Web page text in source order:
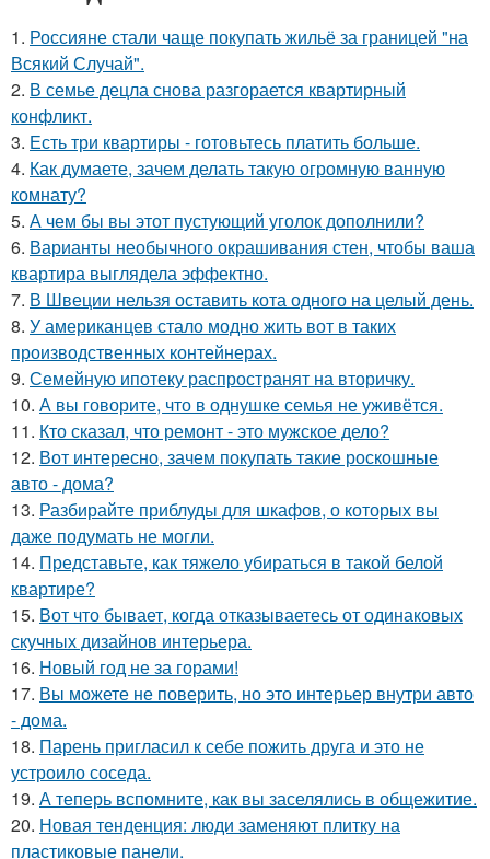
1. Россияне стали чаще покупать жильё за границей "на
Всякий Случай".
2. В семье децла снова разгорается квартирный
конфликт.
3. Есть три квартиры - готовьтесь платить больше.
4. Как думаете, зачем делать такую огромную ванную
комнату?
5. А чем бы вы этот пустующий уголок дополнили?
6. Варианты необычного окрашивания стен, чтобы ваша
квартира выглядела эффектно.
7. В Швеции нельзя оставить кота одного на целый день.
8. У американцев стало модно жить вот в таких
производственных контейнерах.
9. Семейную ипотеку распространят на вторичку.
10. А вы говорите, что в однушке семья не уживётся.
11. Кто сказал, что ремонт - это мужское дело?
12. Вот интересно, зачем покупать такие роскошные
авто - дома?
13. Разбирайте приблуды для шкафов, о которых вы
даже подумать не могли.
14. Представьте, как тяжело убираться в такой белой
квартире?
15. Вот что бывает, когда отказываетесь от одинаковых
скучных дизайнов интерьера.
16. Новый год не за горами!
17. Вы можете не поверить, но это интерьер внутри авто
- дома.
18. Парень пригласил к себе пожить друга и это не
устроило соседа.
19. А теперь вспомните, как вы заселялись в общежитие.
20. Новая тенденция: люди заменяют плитку на
пластиковые панели.